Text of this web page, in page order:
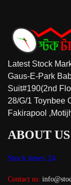
Latest Stock
Gaus-E-Park
Suit#190(2nd
28/G/1 Toynbee
Fakirapool
ABOUT US
Stock times 24
Contact us: